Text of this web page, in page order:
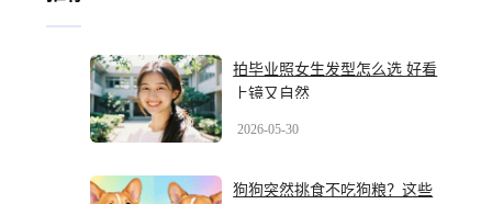
拍毕业照女生发型怎么选 好看
上镜又自然
2026-05-30
狗狗突然挑食不吃狗粮？这些